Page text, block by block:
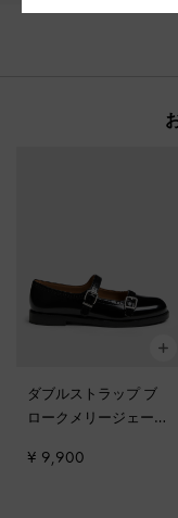
ダブルストラップ ブ
ロークメリージェーン
¥ 9,900